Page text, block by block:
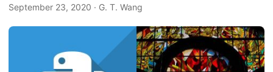
September 23, 2020 · G. T. Wang